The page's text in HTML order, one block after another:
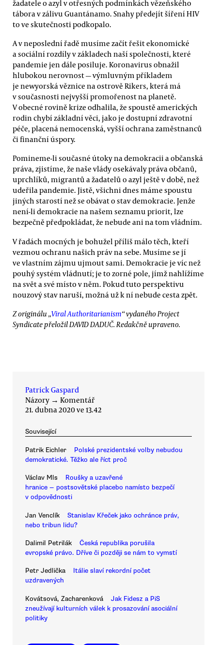
žadatele o azyl v otřesných podmínkách vězeňského
tábora v zálivu Guantánamo. Snahy předejít šíření HIV
to ve skutečnosti podkopalo.
A v neposlední řadě musíme začít řešit ekonomické
a sociální rozdíly v základech naší společnosti, které
pandemie jen dále posiluje. Koronavirus obnažil
hlubokou nerovnost — výmluvným příkladem
je newyorská věznice na ostrově Rikers, která má
v současnosti nejvyšší promořenost na planetě.
V obecné rovině krize odhalila, že spoustě amerických
rodin chybí základní věci, jako je dostupní zdravotní
péče, placená nemocenská, vyšší ochrana zaměstnanců
či finanční úspory.
Pomineme-li současné útoky na demokracii a občanská
práva, zjistíme, že naše vlády osekávaly práva občanů,
uprchlíků, migrantů a žadatelů o azyl ještě v době, než
udeřila pandemie. Jistě, všichni dnes máme spoustu
jiných starostí než se obávat o stav demokracie. Jenže
není-li demokracie na našem seznamu priorit, lze
bezpečně předpokládat, že nebude ani na tom vládním.
V řadách mocných je bohužel příliš málo těch, kteří
vezmou ochranu našich práv na sebe. Musíme se jí
ve vlastním zájmu ujmout sami. Demokracie je víc než
pouhý systém vládnutí; je to zorné pole, jímž nahlížíme
na svět a své místo v něm. Pokud tuto perspektivu
nouzový stav naruší, možná už k ní nebude cesta zpět.
Z originálu „Viral Authoritarianism“ vydaného Project
Syndicate přeložil DAVID DADUČ. Redakčně upraveno.
Patrick Gaspard
Názory → Komentář
21. dubna 2020 ve 13.42
Související
Patrik Eichler
Polské prezidentské volby nebudou
demokratické. Těžko ale říct proč
Václav Mls
Roušky a uzavřené
hranice — postsovětské placebo namísto bezpečí
v odpovědnosti
Jan Venclík
Stanislav Křeček jako ochránce práv,
nebo tribun lidu?
Dalimil Petrilák
Česká republika porušila
evropské právo. Dříve či později se nám to vymstí
Petr Jedlička
Itálie slaví rekordní počet
uzdravených
Kovátsová, Zacharenková
Jak Fidesz a PiS
zneužívají kulturních válek k prosazování asociální
politiky